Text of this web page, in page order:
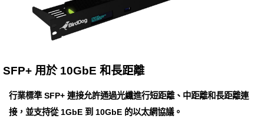
SFP+ 用於 10GbE 和長距離
行業標準 SFP+ 連接允許通過光纖進行短距離、中距離和長距離連
接，並支持從 1GbE 到 10GbE 的以太網協議。